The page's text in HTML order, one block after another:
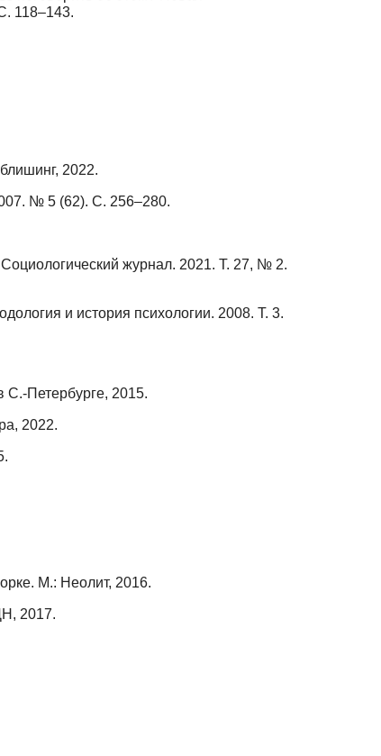
118–143.
2022.
№ 5 (62). C. 256–280.
журнал. 2021. Т. 27, № 2.
и история психологии. 2008. Т. 3.
С.-Петербурге, 2015.
2022.
М.: Неолит, 2016.
2017.